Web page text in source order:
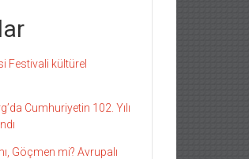
Festivali kültürel
Cumhuriyetin 102. Yılı
Göçmen mi? Avrupalı